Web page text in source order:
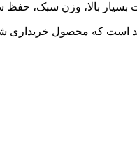
بسیار بالا، وزن سبک، حفظ
است که محصول خریداری